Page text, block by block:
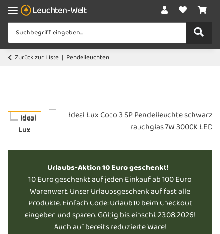
Zurück zur Liste Pendelleuchten
Urlaubs-Aktion 10 Euro geschenkt!
10 Euro geschenkt auf jeden Einkauf ab 100 Euro
Warenwert. Unser Urlaubsgeschenk auf fast alle
Produkte. Einfach Code: Urlaub10 beim Checkout
eingeben und sparen. Gültig bis einschl. 23.08.2026!
Auch auf bereits reduzierte Ware!